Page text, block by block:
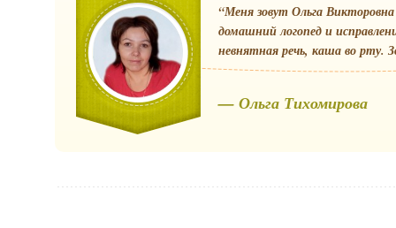
“Меня зовут Ольга
домашний логопед и
невнятная речь, каша во рту.
— Ольга Тихомирова